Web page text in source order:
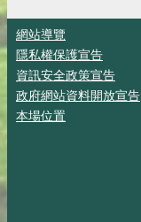
網站導覽
隱私權保護宣告
資訊安全政策宣告
政府網站資料開放宣告
本場位置